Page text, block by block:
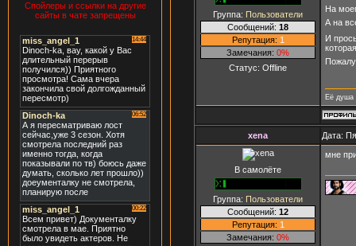
Спойлеры и ссылки на другие
сайты в чате запрещены
Группа: Пользователи
Сообщений: 18
Репутация: 1
Замечания: 0%
Статус: Offline
На
А на
И
Её душа
xena Дата:
В самолёте
Группа: Пользователи
Сообщений: 12
Репутация: 1
Замечания: 0%
мне